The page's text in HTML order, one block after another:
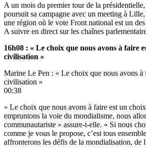
A un mois du premier tour de la
poursuit sa campagne avec un meeting à
une région où le vote Front national est un
A suivre en direct sur les chaînes
16h08 : « Le choix que nous avons à faire
civilisation »
Marine Le Pen : « Le choix que nous avons à
civilisation »
00:38
« Le choix que nous avons à faire est un
empruntons la voie du mondialisme, nous
communautariste » assure-t-elle. « Si nous
comme je vous le propose, c’est tous
affronterons les défis de la mondialisation, de